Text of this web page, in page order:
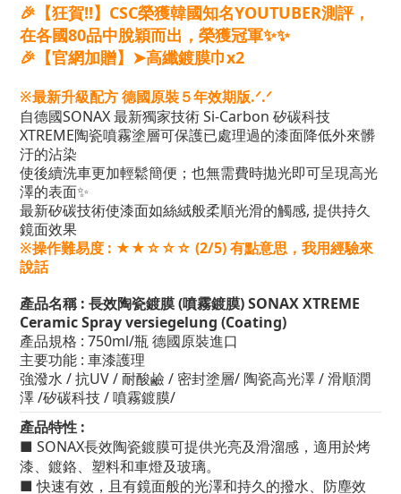
🎉【狂賀!!】CSC榮獲韓國知名YOUTUBER測評，
在各國80品中脫穎而出，榮獲冠軍✨✨
🎉【官網加贈】➤高纖鍍膜巾x2
※最新升級配方 德國原裝５年效期版.ᐟ.ᐟ
自德國SONAX 最新獨家技術 Si-Carbon 矽碳科技
XTREME陶瓷噴霧塗層可保護已處理過的漆面降低外來髒
汙的沾染
使後續洗車更加輕鬆簡便 ； 也無需費時拋光即可呈現高光
澤的表面✨
最新矽碳技術使漆面如絲絨般柔順光滑的觸感, 提供持久
鏡面效果
※操作難易度 : ★★☆☆☆ (2/5) 有點意思，我用經驗來
說話
產品名稱 : 長效陶瓷鍍膜 (噴霧鍍膜)SONAX XTREME
Ceramic Spray versiegelung (Coating)
產品規格 : 750ml/瓶 德國原裝進口
主要功能 : 車漆護理
強潑水 / 抗UV / 耐酸鹼 / 密封塗層/ 陶瓷高光澤 / 滑順潤
澤 /矽碳科技 / 噴霧鍍膜/
產品特性 :
■ SONAX長效陶瓷鍍膜可提供光亮及滑溜感，適用於烤
漆、鍍鉻、塑料和車燈及玻璃。
■ 快速有效，且有鏡面般的光澤和持久的撥水、防塵效